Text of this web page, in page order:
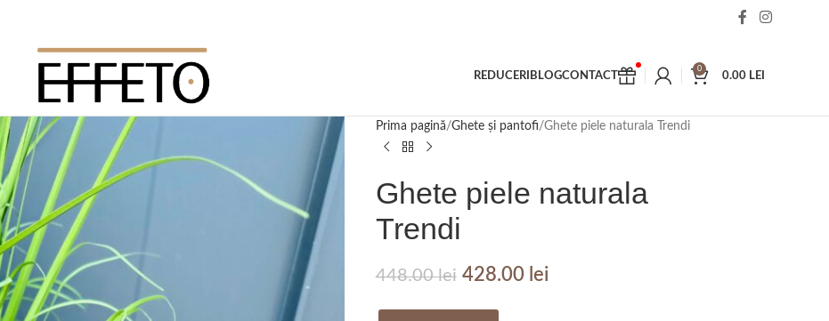
REDUCERI BLOGCONTACT
0
0.00 LEI
Prima pagină Ghete și pantofi Ghete piele naturala Trendi
Ghete piele naturala
Trendi
448.00lei 428.00 lei